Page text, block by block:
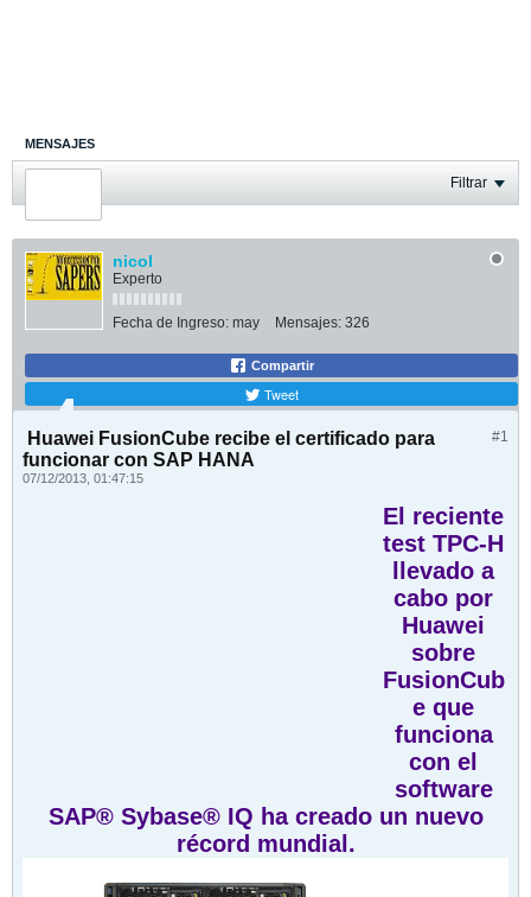
MENSAJES
ÚLTIMA ACTIVIDAD Filtrar
nicol
Experto
Fecha de Ingreso: may Mensajes: 326
Compartir
Tweet
#1
Huawei FusionCube recibe el certificado para
funcionar con SAP HANA
07/12/2013, 01:47:15
El reciente
test TPC-H
llevado a
cabo por
Huawei
sobre
FusionCub
e que
funciona
con el
software
SAP® Sybase® IQ ha creado un nuevo
récord mundial.